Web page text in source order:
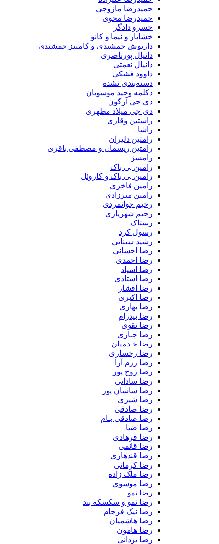
حمیدرضا مازوچی
حمیدرضا محوی
خسرو دادگر
خشایار و نیما و کانو
داریوش جمشیدی و کامبیز جمشیدی
دانیال پورناصری
دانیال نعمتی
داوود فشکی
دسته‌بندی نشده
دکلمه وحید موسویان
دی جی آرگون
دی جی میلاد مظهری
راستین وقاری
رامتین دلیران
رامتین ریسمان و مصطفی باقری
رامین بی باک
رامین بی باک و کاروئل
رامین فاخری
رامین میرزادی
رحیم جوانمردی
رحیم شهریاری
رستاک
رسول کرد
رشید سینایی
رضا احسانی
رضا احمدی
رضا اسپاد
رضا استادی
رضا افشار
رضا اکبری
رضا بهاری
رضا بیدرام
رضا تقوی
رضا چناری
رضا خادمیان
رضا رخساری
رضا رزم آرا
رضا روح پور
رضا ساداتی
رضا ساسان پور
رضا شیری
رضا صادقی
رضا صادقی بنام
رضا ضیا
رضا فرهادی
رضا قائمی
رضا قندهاری
رضا کرمانی
رضا ملک زاده
رضا موسوی
رضا نمو
رضا نمو و سکسکه بند
رضا نیک فرجام
رضا هاشمیان
رضا هامون
رضا یزدانی